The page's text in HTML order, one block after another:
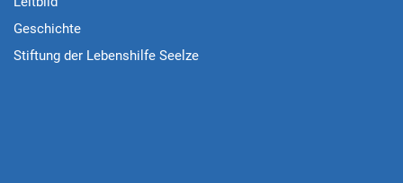
Geschichte
Stiftung der Lebenshilfe Seelze